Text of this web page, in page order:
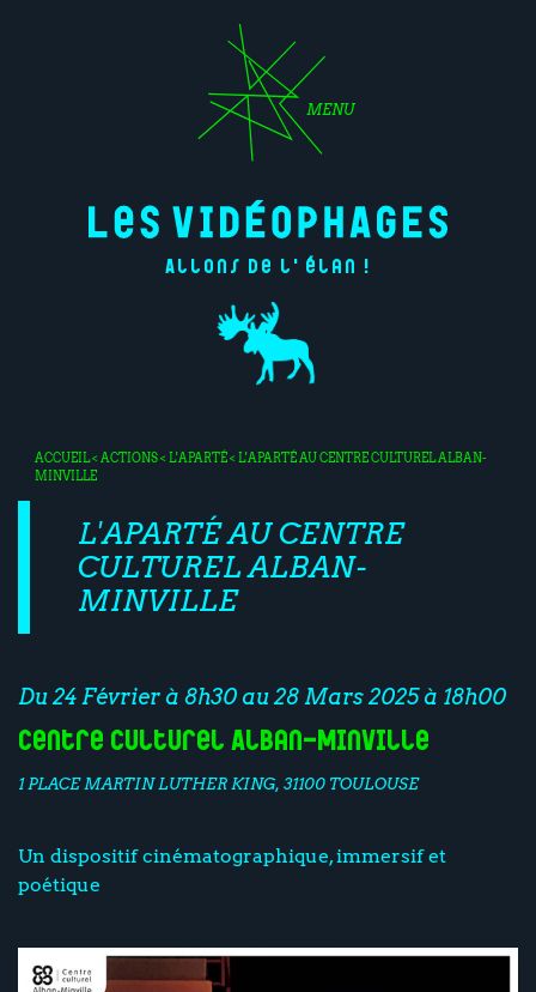
MENU
Allons de l'élan !
ACCUEIL<ACTIONS< L'APARTÉ< L'APARTÉ AU CENTRE CULTUREL ALBAN-
MINVILLE
L'APARTÉ AU CENTRE
CULTUREL ALBAN-
MINVILLE
Du 24 Février à 8h30 au 28 Mars 2025 à 18h00
Centre Culturel Alban-Minville
1 PLACE MARTIN LUTHER KING, 31100 TOULOUSE
Un dispositif cinématographique, immersif et
poétique